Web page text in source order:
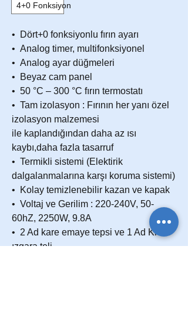
4+0 Fonksiyon
• Dört+0 fonksiyonlu fırın ayarı
• Analog timer, multifonksiyonel
• Analog ayar düğmeleri
• Beyaz cam panel
• 50 °C – 300 °C fırın termostatı
• Tam izolasyon : Fırının her yanı özel
izolasyon malzemesi
ile kaplandığından daha az ısı
kaybı,daha fazla tasarruf
• Termikli sistemi (Elektirik
dalgalanmalarına karşı koruma sistemi)
• Kolay temizlenebilir kazan ve kapak
• Voltaj ve Gerilim : 220-240V, 50-
60hZ, 2250W, 9.8A
• 2 Ad kare emaye tepsi ve 1 Ad Krom
ızgara teli